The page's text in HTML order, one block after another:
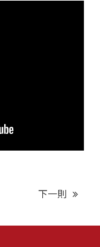
下一則